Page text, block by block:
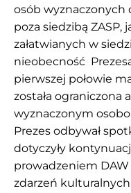
osób wyznaczonych
poza siedzibą ZASP,
załatwianych w
nieobecność
pierwszej połowie
została ograniczona
wyznaczonym
Prezes odbywał
dotyczyły
prowadzeniem
zdarzeń